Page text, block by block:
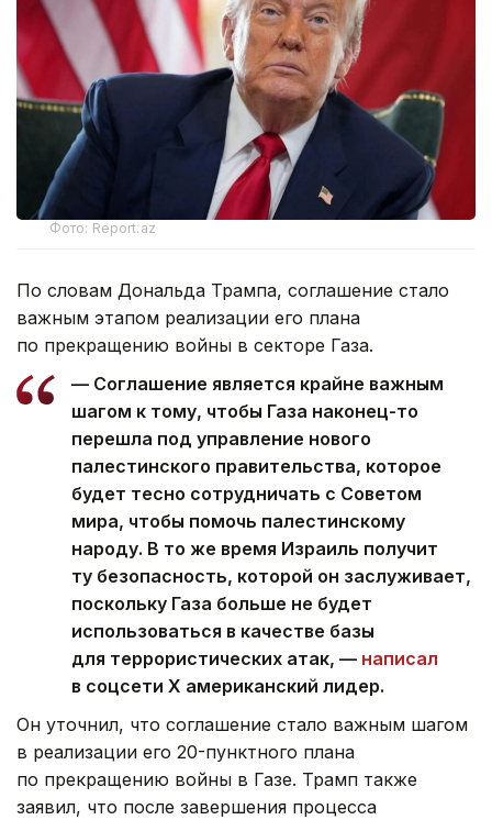
Фото: Report.az
По словам Дональда Трампа, соглашение стало
важным этапом реализации его плана
по прекращению войны в секторе Газа.
— Соглашение является крайне важным
шагом к тому, чтобы Газа наконец-то
перешла под управление нового
палестинского правительства, которое
будет тесно сотрудничать с Советом
мира, чтобы помочь палестинскому
народу. В то же время Израиль получит
ту безопасность, которой он заслуживает,
поскольку Газа больше не будет
использоваться в качестве базы
для террористических атак, — написал
в соцсети Х американский лидер.
Он уточнил, что соглашение стало важным шагом
в реализации его 20-пунктного плана
по прекращению войны в Газе. Трамп также
заявил, что после завершения процесса